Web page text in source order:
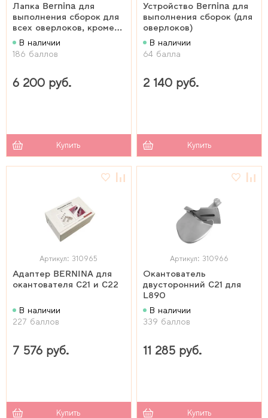
Лапка Bernina для
выполнения сборок для
всех оверлоков, кроме
"L" серии
В наличии
186 баллов
6 200 руб.
Купить
Устройство Bernina для
выполнения сборок (для
оверлоков)
В наличии
64 балла
2 140 руб.
Купить
Артикул: 310965
Адаптер BERNINA для
окантователя C21 и C22
В наличии
227 баллов
7 576 руб.
Купить
Артикул: 310966
Окантователь
двусторонний C21 для
L890
В наличии
339 баллов
11 285 руб.
Купить